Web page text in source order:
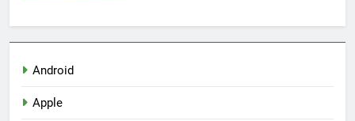
Android
Apple